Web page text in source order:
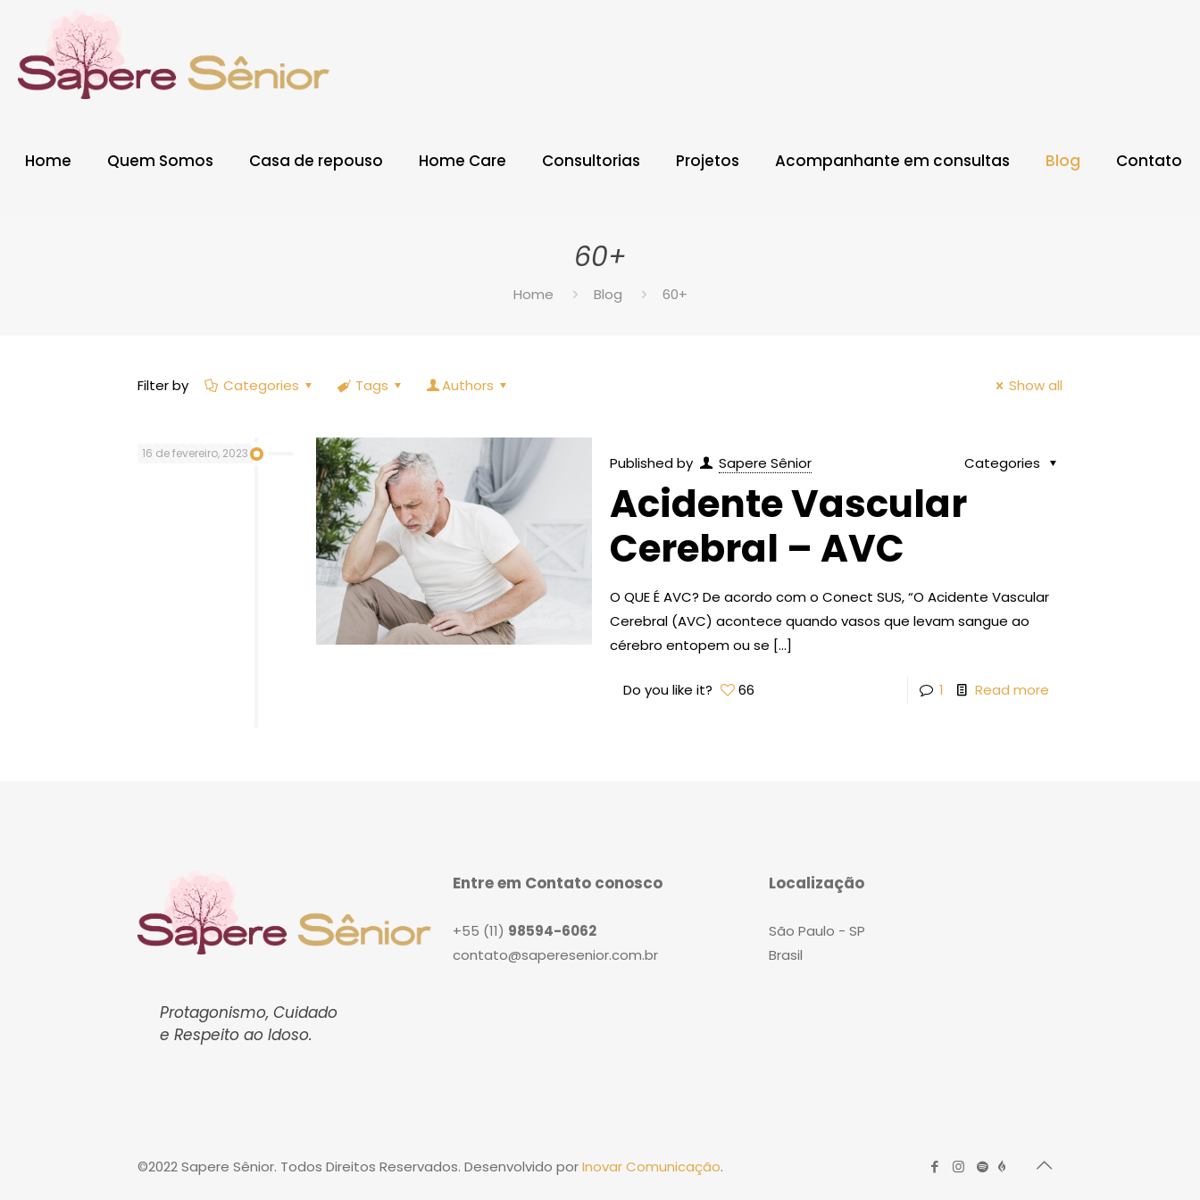
Home Quem Somos Casa de repouso Home Care Consultorias Projetos Acompanhante em consultas Blog Contato
60+
Home Blog 60+
Filter by Categories Tags Authors Show all
16 de fevereiro, 2023
Published by Sapere Sênior Categories
Acidente Vascular
Cerebral – AVC
O QUE É AVC? De acordo com o Conect SUS, “O Acidente Vascular
Cerebral (AVC) acontece quando vasos que levam sangue ao
cérebro entopem ou se […]
Do you like it? 66 1 Read more
Protagonismo, Cuidado
e Respeito ao Idoso.
Entre em Contato conosco
+55 (11) 98594-6062
contato@saperesenior.com.br
Localização
São Paulo - SP
Brasil
©2022 Sapere Sênior. Todos Direitos Reservados. Desenvolvido porInovar Comunicação.